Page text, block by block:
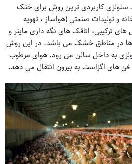
سلولزیکاربردی ترین روش برای خنک
و تولیدات صنعتی(هواساز ، تهویه
ترکیبی، اتاقک های نگه داری ماینر و
ها در مناطق خشک می باشد. در این روش
به داخل سالن می رود. هوای مرطوب
های اگزاست به بیرون انتقال می دهد.